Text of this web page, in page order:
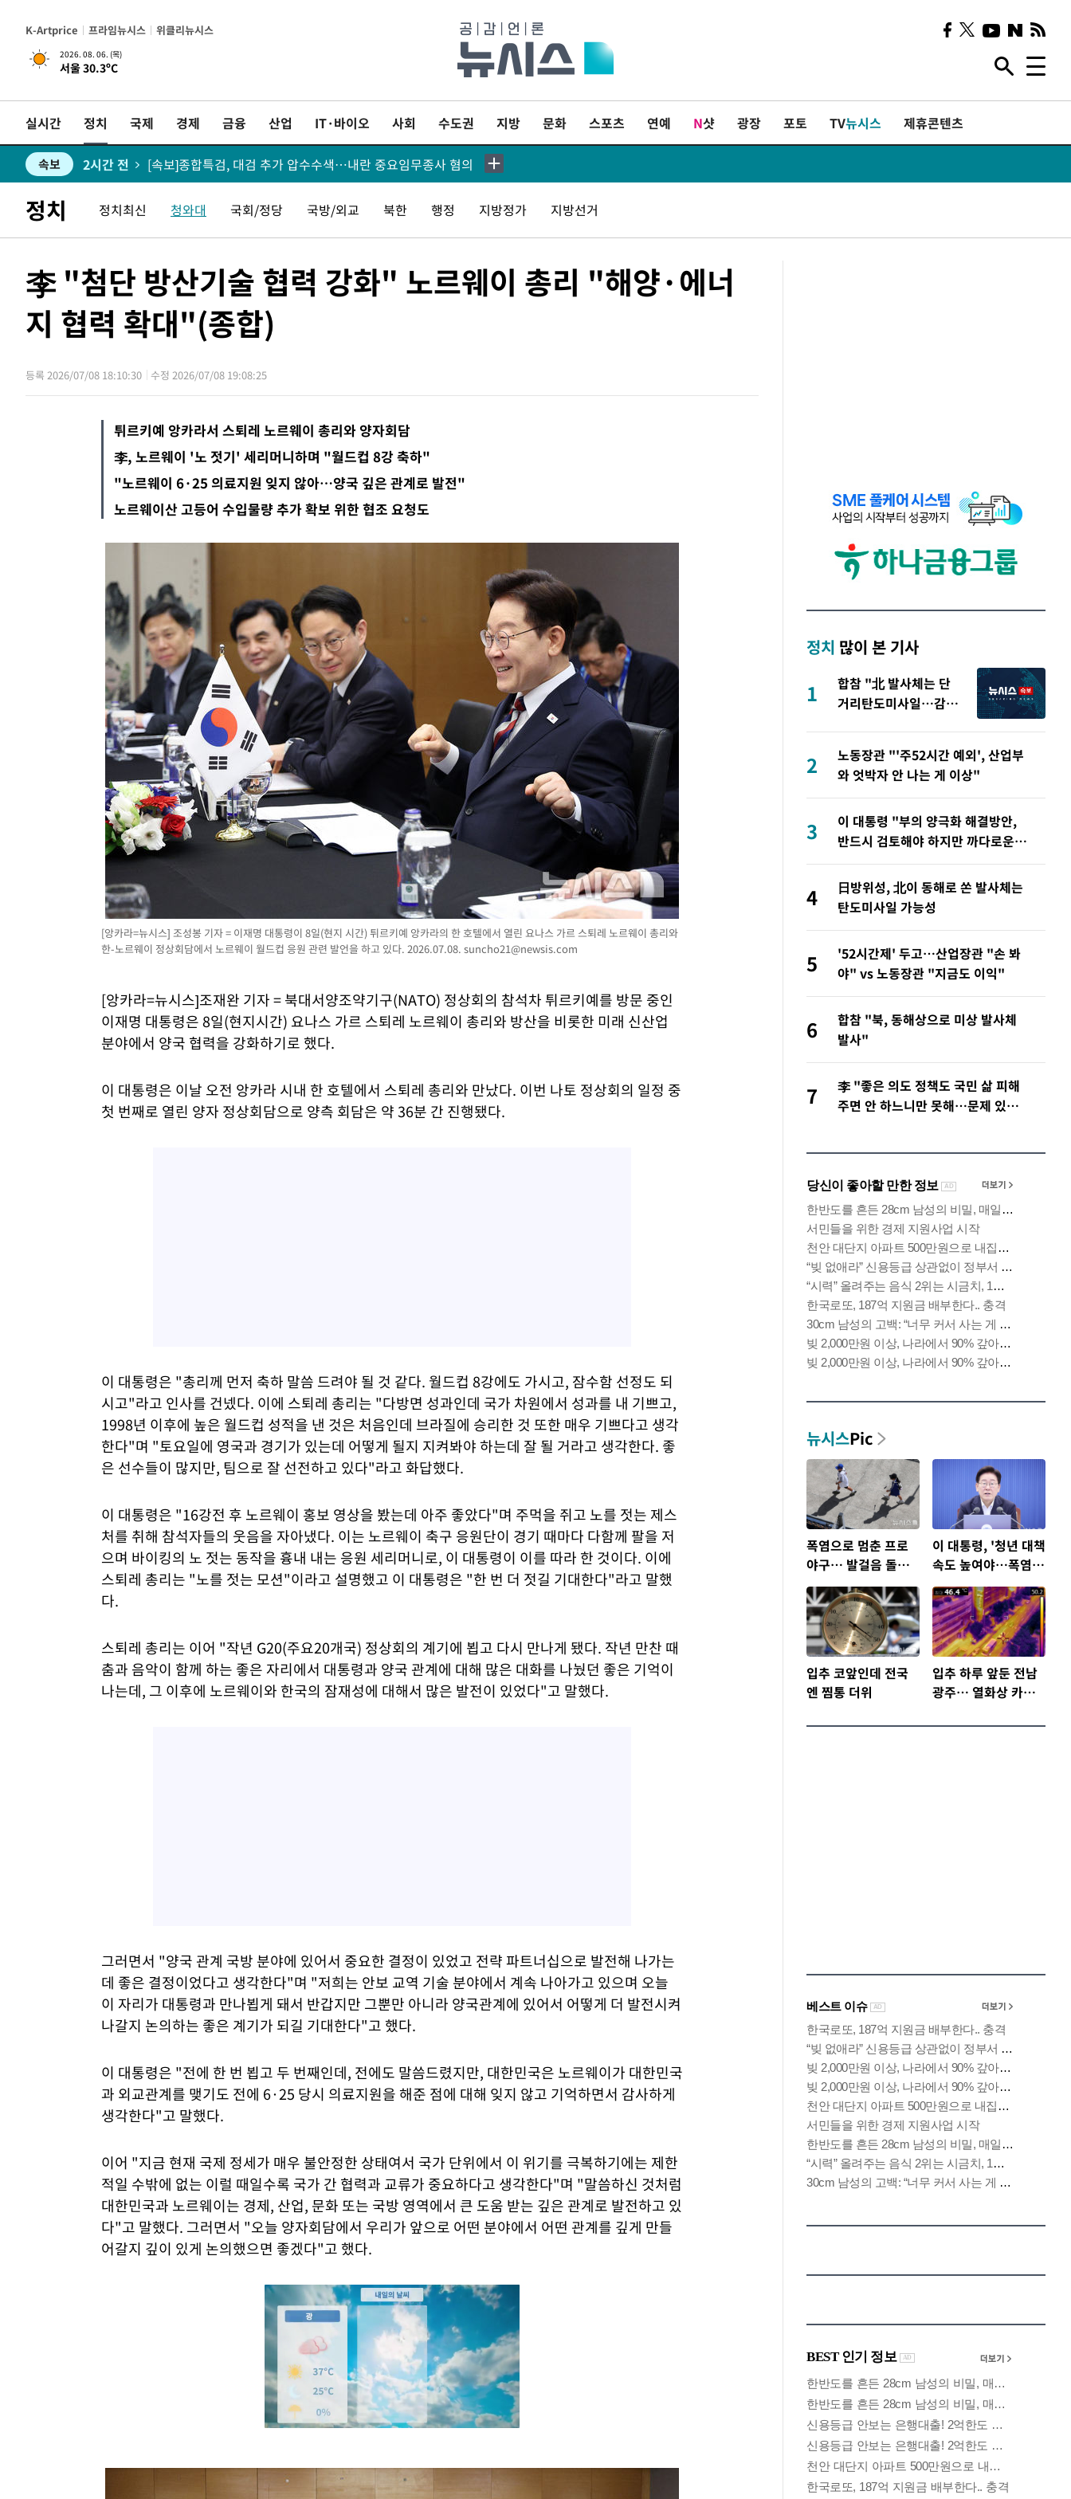
K-Artprice 프라임뉴시스 위클리뉴시스
2026. 08. 06. (목)
서울 30.3ºC
실시간 정치 국제 경제 금융 산업 IT·바이오 사회 수도권 지방 문화 스포츠 연예 N샷 광장 포토 TV뉴시스 제휴콘텐츠
속보 1시간 전 "韓 외환시장 개입 관측 배경엔 美의 대한국 무역적자 있어"
속보 1시간 전 서울 낮 37.9도, 올여름 최고치 경신…영등포 순간 '40도'
속보 2시간 전 [속보]종합특검, 대검 추가 압수수색…내란 중요임무종사 혐의
속보 3시간 전 [속보]코스닥, 800p 회복…0.26% 오른 801.67 마감
속보 3시간 전 [속보]코스피, 301.88포인트(4.58%) 내린 6296.38 마감
속보 3시간 전 [속보]원·달러 환율, 0.7원 내린 1423.8원 마감
속보 3시간 전 "여기 떨어졌다"…다누리, 스페이스X 로켓 달 충돌 흔적 포착
속보 6시간 전 내일까지 39도 '펄펄'…기상청 "태풍 지나며 폭염 잠시 꺾인다"
정치 정치최신 청와대 국회/정당 국방/외교 북한 행정 지방정가 지방선거
李 "첨단 방산기술 협력 강화" 노르웨이 총리 "해양·에너
지 협력 확대"(종합)
등록 2026/07/08 18:10:30 수정 2026/07/08 19:08:25
튀르키예 앙카라서 스퇴레 노르웨이 총리와 양자회담
李, 노르웨이 '노 젓기' 세리머니하며 "월드컵 8강 축하"
"노르웨이 6·25 의료지원 잊지 않아…양국 깊은 관계로 발전"
노르웨이산 고등어 수입물량 추가 확보 위한 협조 요청도
[앙카라=뉴시스] 조성봉 기자 = 이재명 대통령이 8일(현지 시간) 튀르키예 앙카라의 한 호텔에서 열린 요나스 가르 스퇴레 노르웨이 총리와
한-노르웨이 정상회담에서 노르웨이 월드컵 응원 관련 발언을 하고 있다. 2026.07.08.suncho21@newsis.com
[앙카라=뉴시스]조재완 기자 = 북대서양조약기구(NATO) 정상회의 참석차 튀르키예를 방문 중인
이재명 대통령은 8일(현지시간) 요나스 가르 스퇴레 노르웨이 총리와 방산을 비롯한 미래 신산업
분야에서 양국 협력을 강화하기로 했다.
이 대통령은 이날 오전 앙카라 시내 한 호텔에서 스퇴레 총리와 만났다. 이번 나토 정상회의 일정 중
첫 번째로 열린 양자 정상회담으로 양측 회담은 약 36분 간 진행됐다.
이 대통령은 "총리께 먼저 축하 말씀 드려야 될 것 같다. 월드컵 8강에도 가시고, 잠수함 선정도 되
시고"라고 인사를 건넸다. 이에 스퇴레 총리는 "다방면 성과인데 국가 차원에서 성과를 내 기쁘고,
1998년 이후에 높은 월드컵 성적을 낸 것은 처음인데 브라질에 승리한 것 또한 매우 기쁘다고 생각
한다"며 "토요일에 영국과 경기가 있는데 어떻게 될지 지켜봐야 하는데 잘 될 거라고 생각한다. 좋
은 선수들이 많지만, 팀으로 잘 선전하고 있다"라고 화답했다.
이 대통령은 "16강전 후 노르웨이 홍보 영상을 봤는데 아주 좋았다"며 주먹을 쥐고 노를 젓는 제스
처를 취해 참석자들의 웃음을 자아냈다. 이는 노르웨이 축구 응원단이 경기 때마다 다함께 팔을 저
으며 바이킹의 노 젓는 동작을 흉내 내는 응원 세리머니로, 이 대통령이 이를 따라 한 것이다. 이에
스퇴레 총리는 "노를 젓는 모션"이라고 설명했고 이 대통령은 "한 번 더 젓길 기대한다"라고 말했
다.
스퇴레 총리는 이어 "작년 G20(주요20개국) 정상회의 계기에 뵙고 다시 만나게 됐다. 작년 만찬 때
춤과 음악이 함께 하는 좋은 자리에서 대통령과 양국 관계에 대해 많은 대화를 나눴던 좋은 기억이
나는데, 그 이후에 노르웨이와 한국의 잠재성에 대해서 많은 발전이 있었다"고 말했다.
그러면서 "양국 관계 국방 분야에 있어서 중요한 결정이 있었고 전략 파트너십으로 발전해 나가는
데 좋은 결정이었다고 생각한다"며 "저희는 안보 교역 기술 분야에서 계속 나아가고 있으며 오늘
이 자리가 대통령과 만나뵙게 돼서 반갑지만 그뿐만 아니라 양국관계에 있어서 어떻게 더 발전시켜
나갈지 논의하는 좋은 계기가 되길 기대한다"고 했다.
이 대통령은 "전에 한 번 뵙고 두 번째인데, 전에도 말씀드렸지만, 대한민국은 노르웨이가 대한민국
과 외교관계를 맺기도 전에 6·25 당시 의료지원을 해준 점에 대해 잊지 않고 기억하면서 감사하게
생각한다"고 말했다.
이어 "지금 현재 국제 정세가 매우 불안정한 상태여서 국가 단위에서 이 위기를 극복하기에는 제한
적일 수밖에 없는 이럴 때일수록 국가 간 협력과 교류가 중요하다고 생각한다"며 "말씀하신 것처럼
대한민국과 노르웨이는 경제, 산업, 문화 또는 국방 영역에서 큰 도움 받는 깊은 관계로 발전하고 있
다"고 말했다. 그러면서 "오늘 양자회담에서 우리가 앞으로 어떤 분야에서 어떤 관계를 깊게 만들
어갈지 깊이 있게 논의했으면 좋겠다"고 했다.
정치 많이 본 기사
1
합참 "北 발사체는 단
거리탄도미사일…감시
2
노동장관 "'주52시간 예외', 산업부
와 엇박자 안 나는 게 이상"
3
이 대통령 "부의 양극화 해결방안,
반드시 검토해야 하지만 까다로운
일"
4
日방위성, 北이 동해로 쏜 발사체는
탄도미사일 가능성
5
'52시간제' 두고…산업장관 "손 봐
야" vs 노동장관 "지금도 이익"
6
합참 "북, 동해상으로 미상 발사체
발사"
7
李 "좋은 의도 정책도 국민 삶 피해
주면 안 하느니만 못해…문제 있다
뉴시스Pic
폭염으로 멈춘 프로
야구… 발걸음 돌리
는 팬들
이 대통령, '청년 대책
속도 높여야…폭염
문제도 총력 대응'
입추 코앞인데 전국
엔 찜통 더위
입추 하루 앞둔 전남
광주… 열화상 카메